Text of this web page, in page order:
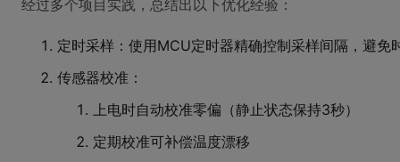
经过多个项目实践，总结出以下优化经验：
定时采样：使用MCU定时器精确控制采样间隔，避免
传感器校准：
上电时自动校准零偏（静止状态保持3秒）
定期校准可补偿温度漂移